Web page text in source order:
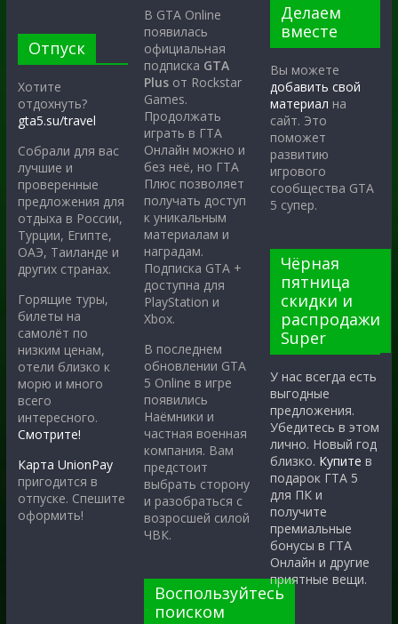
Отпуск
Хотите
отдохнуть?
gta5.su/travel
Собрали для вас
лучшие и
проверенные
предложения для
отдыха в России,
Турции, Египте,
ОАЭ, Таиланде и
других странах.
Горящие туры,
билеты на
самолёт по
низким ценам,
отели близко к
морю и много
всего
интересного.
Смотрите!
Карта UnionPay
пригодится в
отпуске. Спешите
оформить!
В GTA Online
появилась
официальная
подписка GTA
Plus от Rockstar
Games.
Продолжать
играть в ГТА
Онлайн можно и
без неё, но ГТА
Плюс позволяет
получать доступ
к уникальным
материалам и
наградам.
Подписка GTA +
доступна для
PlayStation и
Xbox.
В последнем
обновлении GTA
5 Online в игре
появились
Наёмники и
частная военная
компания. Вам
предстоит
выбрать сторону
и разобраться с
возросшей силой
ЧВК.
Воспользуйтесь
поиском
Делаем
вместе
Вы можете
добавить свой
материал на
сайт. Это
поможет
развитию
игрового
сообщества GTA
5 супер.
Чёрная
пятница
скидки и
распродажи
Super
У нас всегда есть
выгодные
предложения.
Убедитесь в этом
лично. Новый год
близко. Купите в
подарок ГТА 5
для ПК и
получите
премиальные
бонусы в ГТА
Онлайн и другие
приятные вещи.